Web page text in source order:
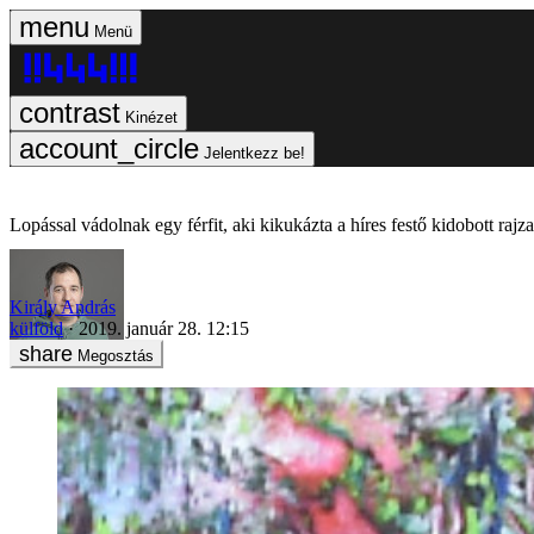
Menü
Kinézet
Jelentkezz be!
Lopással vádolnak egy férfit, aki kikukázta a híres festő kidobott
Király András
külföld
2019. január 28. 12:15
Megosztás